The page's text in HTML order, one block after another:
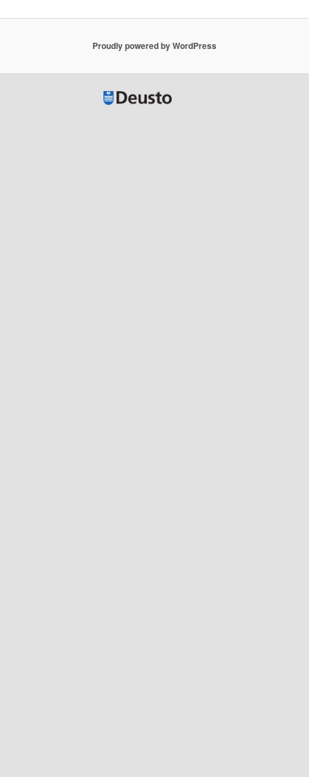
Proudly powered by WordPress